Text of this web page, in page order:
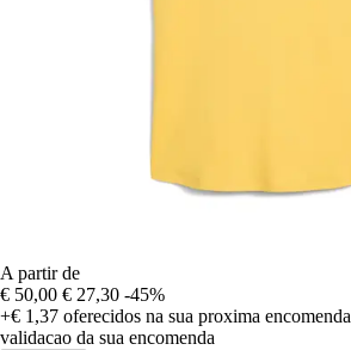
A partir de
€ 50,00 € 27,30 -45%
+€ 1,37 oferecidos na sua proxima encomenda
validacao da sua encomenda